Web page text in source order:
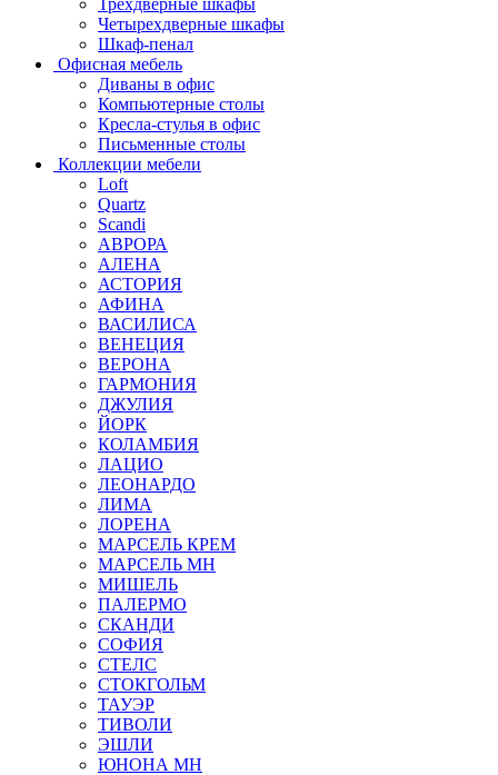
Трехдверные шкафы
Четырехдверные шкафы
Шкаф-пенал
Офисная мебель
Диваны в офис
Компьютерные столы
Кресла-стулья в офис
Письменные столы
Коллекции мебели
Loft
Quartz
Scandi
АВРОРА
АЛЕНА
АСТОРИЯ
АФИНА
ВАСИЛИСА
ВЕНЕЦИЯ
ВЕРОНА
ГАРМОНИЯ
ДЖУЛИЯ
ЙОРК
КОЛАМБИЯ
ЛАЦИО
ЛЕОНАРДО
ЛИМА
ЛОРЕНА
МАРСЕЛЬ КРЕМ
МАРСЕЛЬ МН
МИШЕЛЬ
ПАЛЕРМО
СКАНДИ
СОФИЯ
СТЕЛС
СТОКГОЛЬМ
ТАУЭР
ТИВОЛИ
ЭШЛИ
ЮНОНА МН